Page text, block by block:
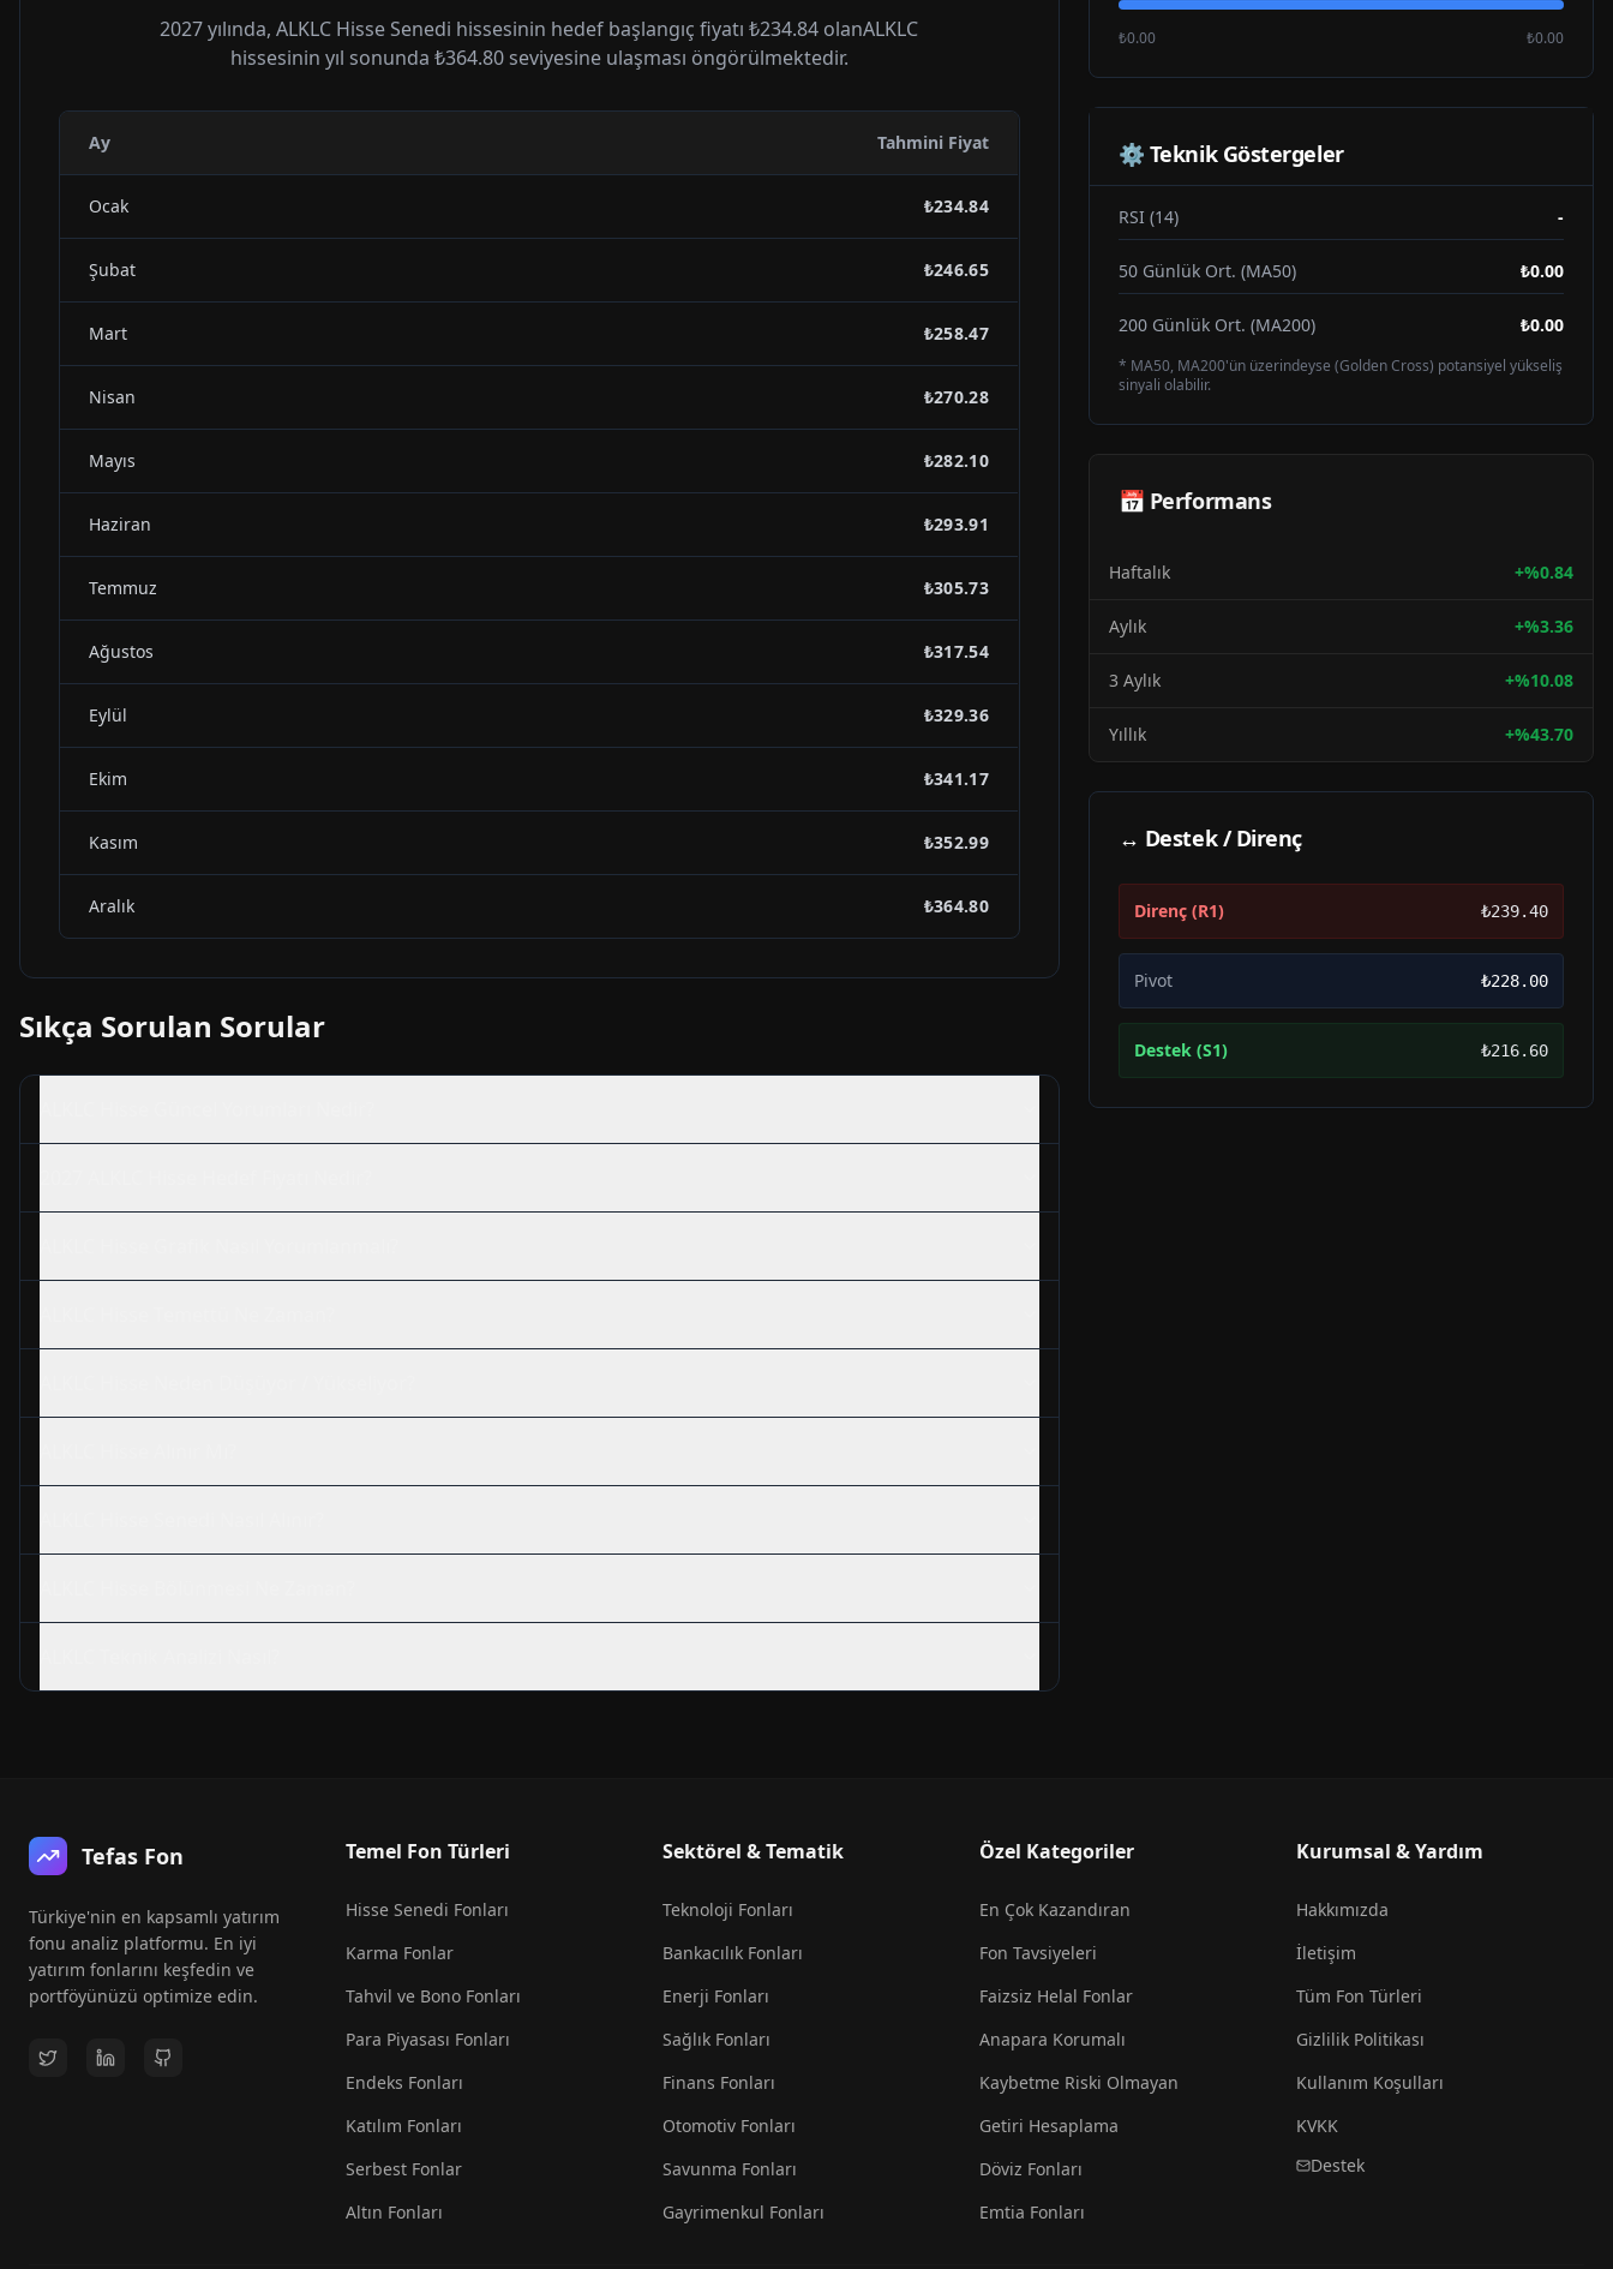
2027yılında,ALKLC Hisse Senedi hissesinin hedef başlangıç fiyatı₺234.84 olanALKLC
hissesinin yıl sonunda ₺364.80seviyesine ulaşması öngörülmektedir.
Ay Tahmini Fiyat
Ocak ₺234.84
Şubat ₺246.65
Mart ₺258.47
Nisan ₺270.28
Mayıs ₺282.10
Haziran ₺293.91
Temmuz ₺305.73
Ağustos ₺317.54
Eylül ₺329.36
Ekim ₺341.17
Kasım ₺352.99
Aralık ₺364.80
Sıkça Sorulan Sorular
₺0.00 ₺0.00
⚙️ Teknik Göstergeler
RSI (14) -
50 Günlük Ort. (MA50) ₺0.00
200 Günlük Ort. (MA200) ₺0.00
* MA50, MA200'ün üzerindeyse (Golden Cross) potansiyel yükseliş
sinyali olabilir.
📅 Performans
Haftalık +%0.84
Aylık +%3.36
3 Aylık +%10.08
Yıllık +%43.70
↔ Destek / Direnç
Direnç (R1) ₺239.40
Pivot ₺228.00
Destek (S1) ₺216.60
Tefas Fon
Türkiye'nin en kapsamlı yatırım
fonu analiz platformu. En iyi
yatırım fonlarını keşfedin ve
portföyünüzü optimize edin.
Temel Fon Türleri
Hisse Senedi Fonları
Karma Fonlar
Tahvil ve Bono Fonları
Para Piyasası Fonları
Endeks Fonları
Katılım Fonları
Serbest Fonlar
Altın Fonları
Sektörel & Tematik
Teknoloji Fonları
Bankacılık Fonları
Enerji Fonları
Sağlık Fonları
Finans Fonları
Otomotiv Fonları
Savunma Fonları
Gayrimenkul Fonları
Özel Kategoriler
En Çok Kazandıran
Fon Tavsiyeleri
Faizsiz Helal Fonlar
Anapara Korumalı
Kaybetme Riski Olmayan
Getiri Hesaplama
Döviz Fonları
Emtia Fonları
Kurumsal & Yardım
Hakkımızda
İletişim
Tüm Fon Türleri
Gizlilik Politikası
Kullanım Koşulları
KVKK
Destek